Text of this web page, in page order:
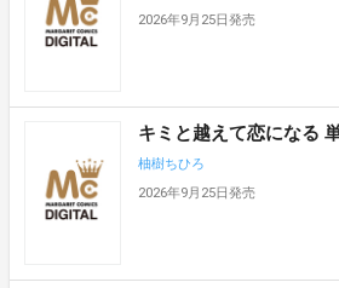
2026年9月25日発売
キミと越えて恋になる
柚樹ちひろ
2026年9月25日発売